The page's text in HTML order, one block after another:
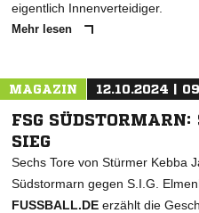
eigentlich Innenverteidiger.
Mehr lesen
MAGAZIN 12.10.2024 |
FSG SÜDSTORMARN:
SIEG
Sechs Tore von Stürmer Kebba
Südstormarn gegen S.I.G.
FUSSBALL.DE erzählt die